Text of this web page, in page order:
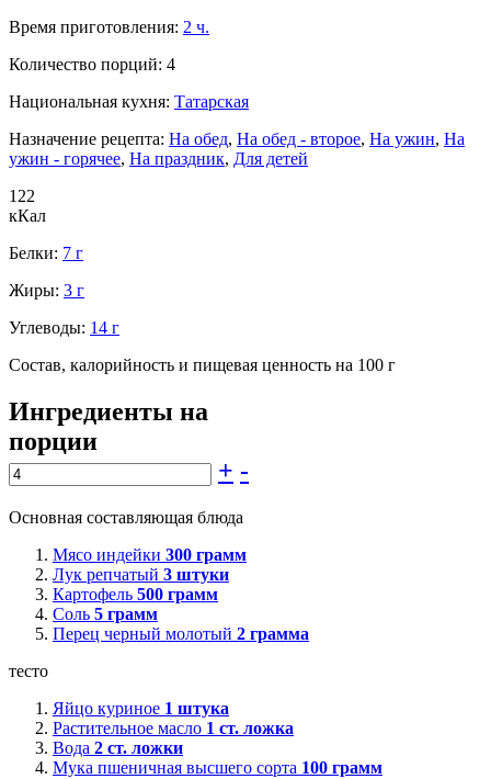
Время приготовления: 2 ч.
Количество порций: 4
Национальная кухня: Татарская
Назначение рецепта: На обед, На обед - второе, На ужин, На
ужин - горячее, На праздник, Для детей
122
кКал
Белки: 7 г
Жиры: 3 г
Углеводы: 14 г
Состав, калорийность и пищевая ценность на 100 г
Ингредиенты на
порции
+ -
Основная составляющая блюда
Мясо индейки 300 грамм
Лук репчатый 3 штуки
Картофель 500 грамм
Соль 5 грамм
Перец черный молотый 2 грамма
тесто
Яйцо куриное 1 штука
Растительное масло 1 ст. ложка
Вода 2 ст. ложки
Мука пшеничная высшего сорта 100 грамм